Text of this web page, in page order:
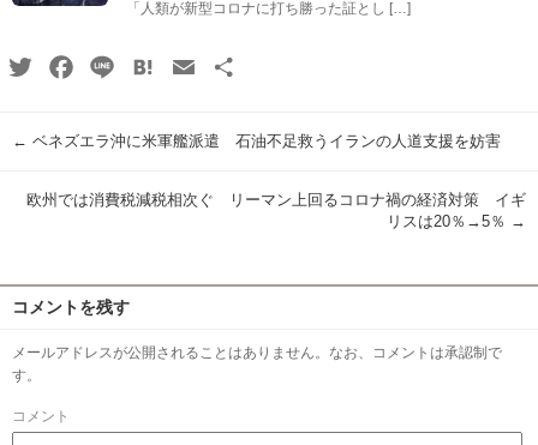
「人類が新型コロナに打ち勝った証とし […]
TwitterFacebook
Line HatenaEmail
← ベネズエラ沖に米軍艦派遣 石油不足救うイランの人道支援を妨害
欧州では消費税減税相次ぐ リーマン上回るコロナ禍の経済対策 イギ
リスは20％→5％ →
コメントを残す
メールアドレスが公開されることはありません。なお、コメントは承認制で
す。
コメント